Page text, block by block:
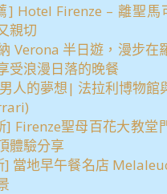
] Hotel Firenze – 離聖馬
親切
Verona 半日遊，漫步在
受浪漫日落的晚餐
男人的夢想| 法拉利博物館
Firenze聖母百花大教堂
體驗分享
] 當地早午餐名店